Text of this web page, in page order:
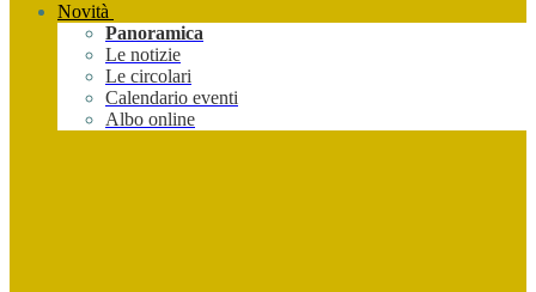
Novità
Panoramica
Le notizie
Le circolari
Calendario eventi
Albo online